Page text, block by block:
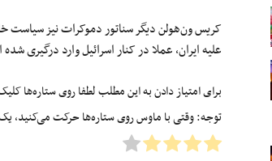
کریس ون‌هولن دیگر سناتور دموکرات نیز سیاست
علیه ایران، عملا در کنار اسرائیل وارد درگیری
برای امتیاز دادن به این مطلب لطفا روی ستاره‌ها
توجه: وقتی با ماوس روی ستاره‌ها حرکت می‌کنید، یک